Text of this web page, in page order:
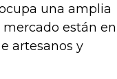
una amplia
mercado están en
artesanos y